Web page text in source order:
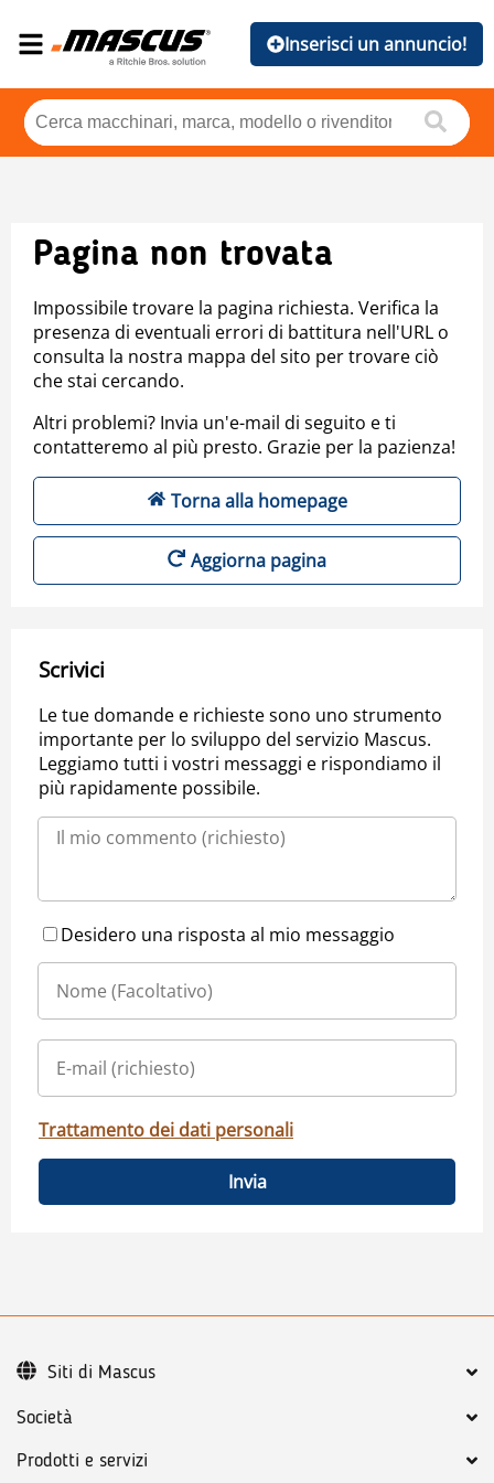
Inserisci un annuncio!
Pagina non trovata
Impossibile trovare la pagina richiesta. Verifica la
presenza di eventuali errori di battitura nell'URL o
consulta la nostra mappa del sito per trovare ciò
che stai cercando.
Altri problemi? Invia un'e-mail di seguito e ti
contatteremo al più presto. Grazie per la pazienza!
Torna alla homepage
Aggiorna pagina
Scrivici
Le tue domande e richieste sono uno strumento
importante per lo sviluppo del servizio Mascus.
Leggiamo tutti i vostri messaggi e rispondiamo il
più rapidamente possibile.
Desidero una risposta al mio messaggio
Trattamento dei dati personali
Invia
Società
Prodotti e servizi
Siti di Mascus